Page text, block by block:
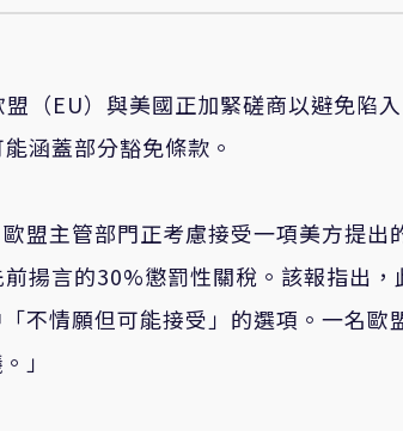
（EU）與美國正加緊磋商以避免陷
涵蓋部分豁免條款。
盟主管部門正考慮接受一項美方提出
揚言的30%懲罰性關稅。該報指出，
不情願但可能接受」的選項。一名歐
」